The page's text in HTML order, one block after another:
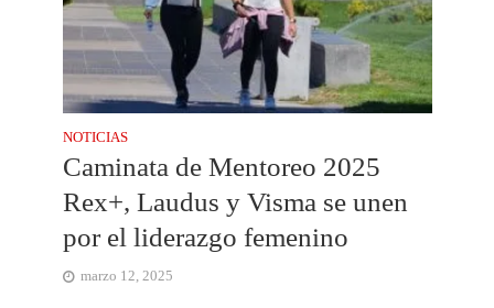
NOTICIAS
Caminata de Mentoreo 2025
Rex+, Laudus y Visma se unen
por el liderazgo femenino
marzo 12, 2025